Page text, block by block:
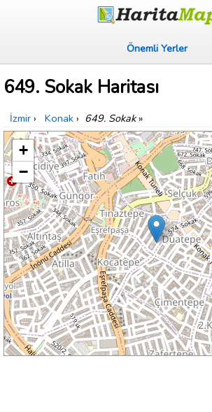
Önemli Yerler
649. Sokak Haritası
İzmir › Konak › 649. Sokak»
+
−